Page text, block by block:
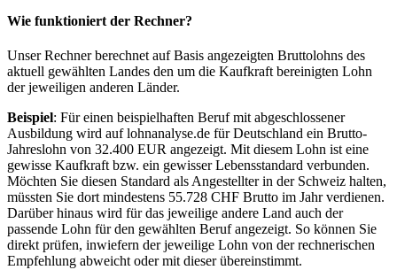
Wie funktioniert der Rechner?
Unser Rechner berechnet auf Basis angezeigten Bruttolohns des
aktuell gewählten Landes den um die Kaufkraft bereinigten Lohn
der jeweiligen anderen Länder.
Beispiel: Für einen beispielhaften Beruf mit abgeschlossener
Ausbildung wird auf lohnanalyse.de für Deutschland ein Brutto-
Jahreslohn von 32.400 EUR angezeigt. Mit diesem Lohn ist eine
gewisse Kaufkraft bzw. ein gewisser Lebensstandard verbunden.
Möchten Sie diesen Standard als Angestellter in der Schweiz halten,
müssten Sie dort mindestens 55.728 CHF Brutto im Jahr verdienen.
Darüber hinaus wird für das jeweilige andere Land auch der
passende Lohn für den gewählten Beruf angezeigt. So können Sie
direkt prüfen, inwiefern der jeweilige Lohn von der rechnerischen
Empfehlung abweicht oder mit dieser übereinstimmt.